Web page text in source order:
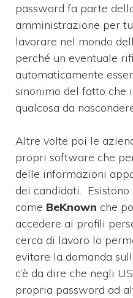
password fa parte
amministrazione per
lavorare nel mondo
perché un eventuale
automaticamente
sinonimo del fatto che
qualcosa da
Altre volte poi le
propri software che
delle informazioni
dei candidati.
come BeKnown che
accedere ai profili
cerca di lavoro lo
evitare la domanda
c’è da dire che negli
propria password ad